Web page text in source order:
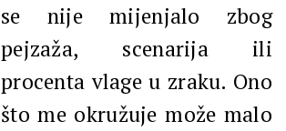
se nije mijenjalo zbog
pejzaža, scenarija ili
procenta vlage u zraku. Ono
što me okružuje može malo